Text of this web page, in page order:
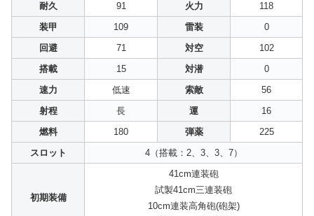
耐久
91 火力
118
装甲
109 雷装
0
回避
71 対空
102
搭載
15 対潜
0
速力
低速 索敵
56
射程
長 運
16
燃料
180 弾薬
225
スロット
4（搭載：2、3、3、7）
初期装備
41cm連装砲
試製41cm三連装砲
10cm連装高角砲(砲架)